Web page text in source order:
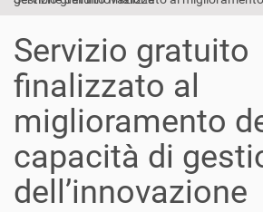
Servizio gratuito
finalizzato al
miglioramento
capacità di
dell’innovazione